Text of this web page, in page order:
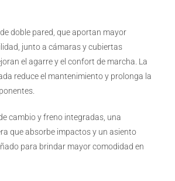
doble pared, que aportan mayor
junto a cámaras y cubiertas
el agarre y el confort de marcha. La
reduce el mantenimiento y prolonga la
cambio y freno integradas, una
que absorbe impactos y un asiento
para brindar mayor comodidad en